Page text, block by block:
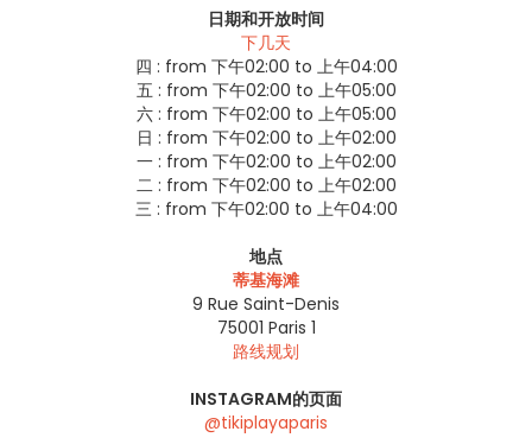
日期和开放时间
下几天
四 : from 下午02:00 to 上午04:00
五 : from 下午02:00 to 上午05:00
六 : from 下午02:00 to 上午05:00
日 : from 下午02:00 to 上午02:00
一 : from 下午02:00 to 上午02:00
二 : from 下午02:00 to 上午02:00
三 : from 下午02:00 to 上午04:00
地点
蒂基海滩
9 Rue Saint-Denis
75001 Paris 1
路线规划
INSTAGRAM的页面
@tikiplayaparis